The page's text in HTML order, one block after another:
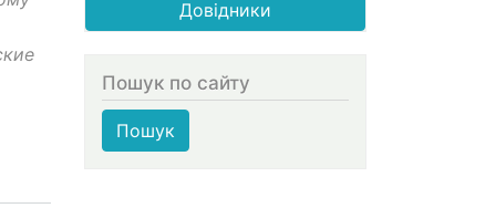
Довідники
Пошук по сайту
Пошук